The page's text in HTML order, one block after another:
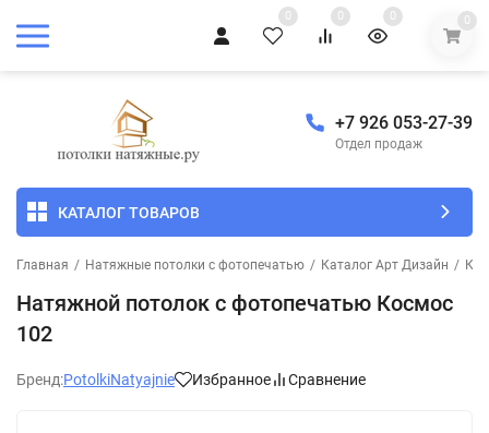
0 0 0 0
+7 926 053-27-39
Отдел продаж
КАТАЛОГ ТОВАРОВ
Главная / Натяжные потолки с фотопечатью / Каталог Арт Дизайн /
Натяжной потолок с фотопечатью Космос
102
Бренд:PotolkiNatyajnie Избранное Сравнение